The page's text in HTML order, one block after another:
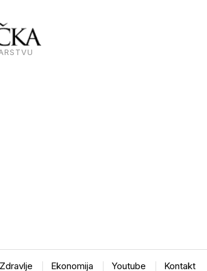
Zdravlje Ekonomija Youtube Kontakt